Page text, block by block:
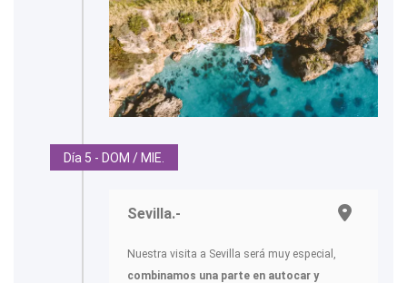
Día 5 - DOM / MIE.
Sevilla.-
Nuestra visita a Sevilla será muy especial,
combinamos una parte en autocar y